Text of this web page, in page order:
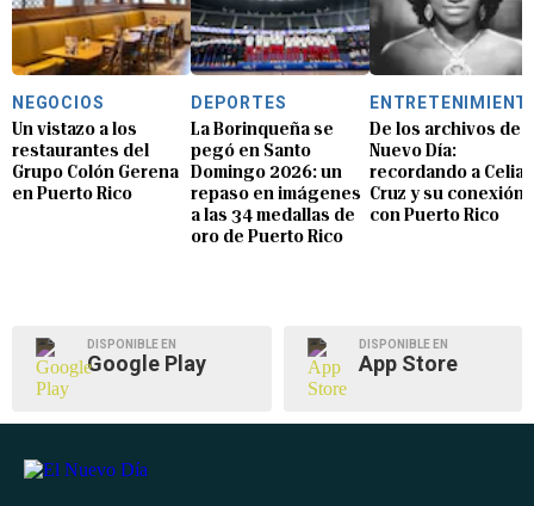
NEGOCIOS
Un vistazo a los
restaurantes del
Grupo Colón Gerena
en Puerto Rico
DEPORTES
La Borinqueña se
pegó en Santo
Domingo 2026: un
repaso en imágenes
a las 34 medallas de
oro de Puerto Rico
De los archivos de
Nuevo Día:
recordando a Celia
Cruz y su conexión
con Puerto Rico
DISPONIBLE EN
Google Play
DISPONIBLE EN
App Store